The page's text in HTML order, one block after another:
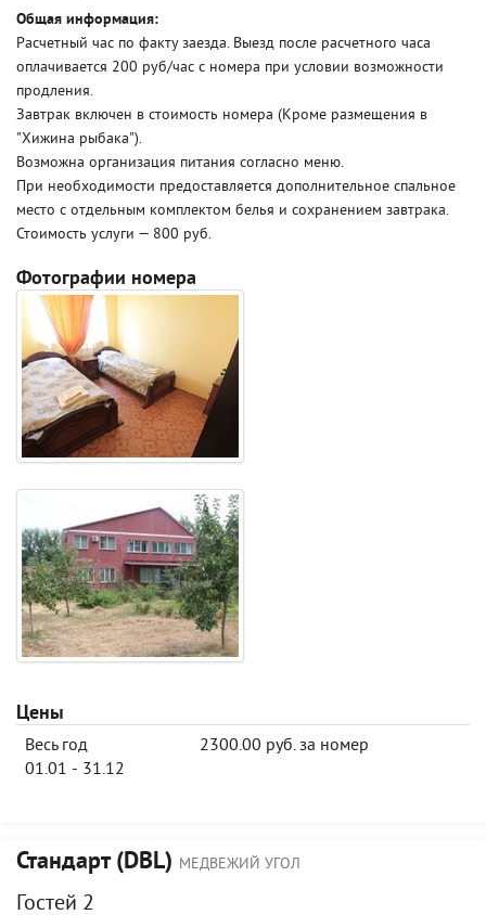
Общая информация:
Расчетный час по факту заезда. Выезд после расчетного часа
оплачивается 200 руб/час с номера при условии возможности
продления.
Завтрак включен в стоимость номера (Кроме размещения в
"Хижина рыбака").
Возможна организация питания согласно меню.
При необходимости предоставляется дополнительное спальное
место с отдельным комплектом белья и сохранением завтрака.
Стоимость услуги — 800 руб.
Фотографии номера
Цены
Весь год
01.01 - 31.12
2300.00 руб. за номер
Стандарт (DBL) МЕДВЕЖИЙ УГОЛ
Гостей 2